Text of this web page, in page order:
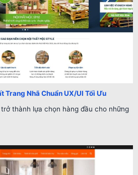
Trang Nhã Chuẩn UX/UI Tối Ưu
thành lựa chọn hàng đầu cho những